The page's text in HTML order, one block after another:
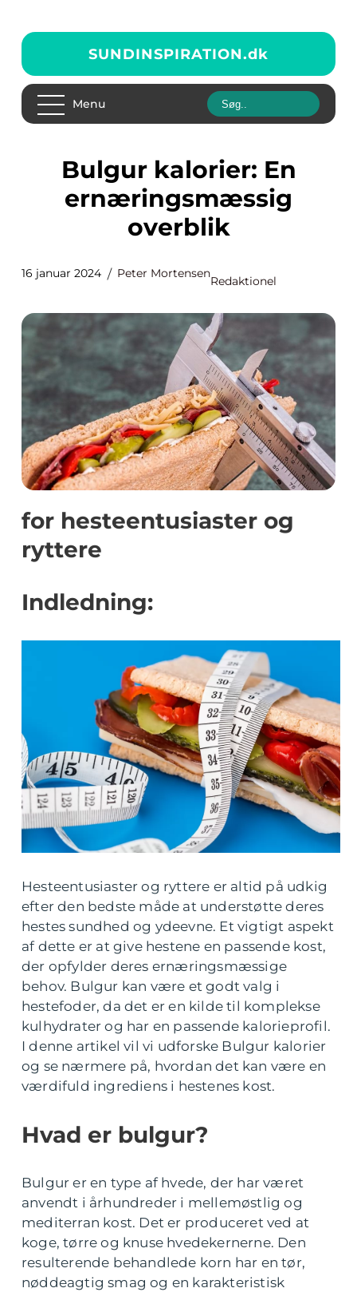
SUNDINSPIRATION.dk
Menu
Bulgur kalorier: En
ernæringsmæssig
overblik
16 januar 2024 Peter Mortensen
Redaktionel
for hesteentusiaster og
ryttere
Indledning:
Hesteentusiaster og ryttere er altid på udkig
efter den bedste måde at understøtte deres
hestes sundhed og ydeevne. Et vigtigt aspekt
af dette er at give hestene en passende kost,
der opfylder deres ernæringsmæssige
behov. Bulgur kan være et godt valg i
hestefoder, da det er en kilde til komplekse
kulhydrater og har en passende kalorieprofil.
I denne artikel vil vi udforske Bulgur kalorier
og se nærmere på, hvordan det kan være en
værdifuld ingrediens i hestenes kost.
Hvad er bulgur?
Bulgur er en type af hvede, der har været
anvendt i århundreder i mellemøstlig og
mediterran kost. Det er produceret ved at
koge, tørre og knuse hvedekernerne. Den
resulterende behandlede korn har en tør,
nøddeagtig smag og en karakteristisk